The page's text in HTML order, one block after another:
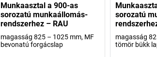
Munkaasztal a 900-as
sorozatú munkaállomás-
rendszerhez – RAU
magasság 825 – 1025 mm, MF
bevonatú forgácslap
sorozatú
magasság
tömör bükk